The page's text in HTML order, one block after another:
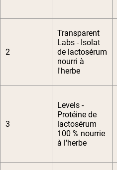
2
Transparent
Labs - Isolat
de lactosérum
nourri à
l'herbe
3
Levels -
Protéine de
lactosérum
100 % nourrie
à l'herbe